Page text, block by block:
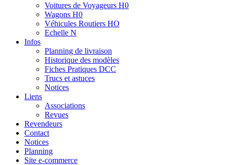
Voitures de Voyageurs H0
Wagons H0
Véhicules Routiers HO
Echelle N
Infos
Planning de livraison
Historique des modèles
Fiches Pratiques DCC
Trucs et astuces
Notices
Liens
Associations
Revues
Revendeurs
Contact
Notices
Planning
Site e-commerce